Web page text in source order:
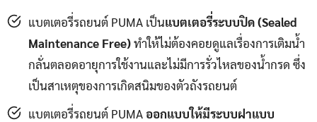
แบตเตอรี่รถยนต์ PUMA เป็นแบตเตอรี่ระบบปิด (Sealed
Maintenance Free)ทำให้ไม่ต้องคอยดูแลเรื่องการเติมน้ำ
กลั่นตลอดอายุการใช้งานและไม่มีการรั่วไหลของน้ำกรด ซึ่ง
เป็นสาเหตุของการเกิดสนิมของตัวถังรถยนต์
แบตเตอรี่รถยนต์ PUMAออกแบบให้มีระบบฝาแบบ